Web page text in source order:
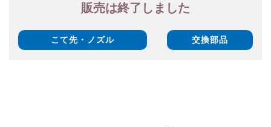
販売は終了しました
こて先・ノズル 交換部品